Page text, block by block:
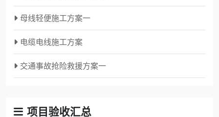
母线轻便施工方案一
电缆电线施工方案
交通事故抢险救援方案一
项目验收汇总